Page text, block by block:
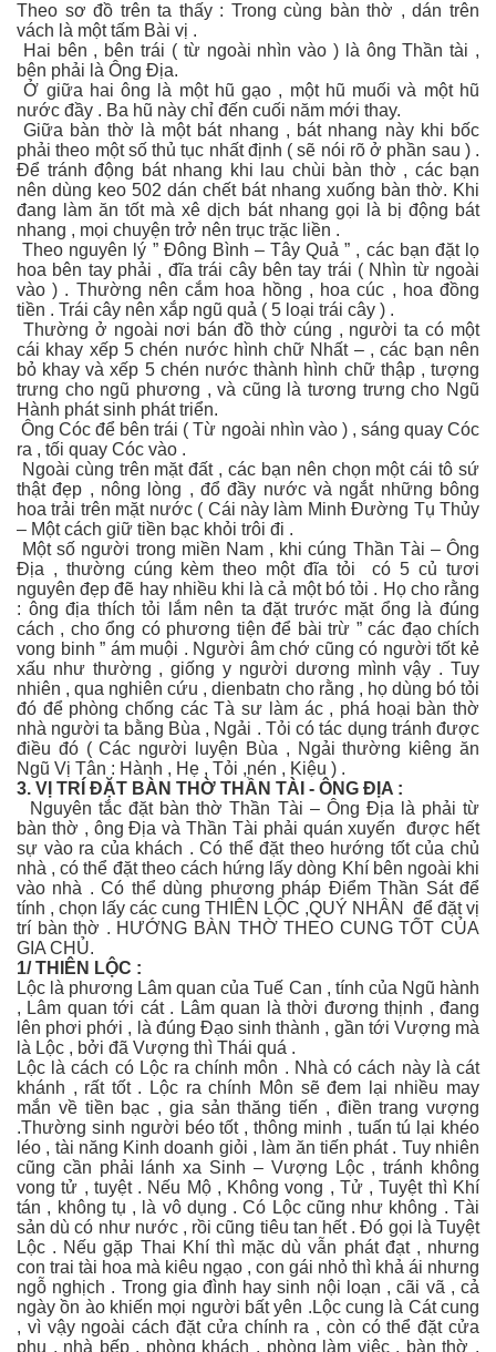
Theo sơ đồ trên ta thấy : Trong cùng bàn thờ , dán trên
vách là một tấm Bài vị .
Hai bên , bên trái ( từ ngoài nhìn vào ) là ông Thần tài ,
bên phải là Ông Địa.
Ở giữa hai ông là một hũ gạo , một hũ muối và một hũ
nước đầy . Ba hũ này chỉ đến cuối năm mới thay.
Giữa bàn thờ là một bát nhang , bát nhang này khi bốc
phải theo một số thủ tục nhất định ( sẽ nói rõ ở phần sau ) .
Để tránh động bát nhang khi lau chùi bàn thờ , các bạn
nên dùng keo 502 dán chết bát nhang xuống bàn thờ. Khi
đang làm ăn tốt mà xê dịch bát nhang gọi là bị động bát
nhang , mọi chuyện trở nên trục trặc liền .
Theo nguyên lý ” Đông Bình – Tây Quả ” , các bạn đặt lọ
hoa bên tay phải , đĩa trái cây bên tay trái ( Nhìn từ ngoài
vào ) . Thường nên cắm hoa hồng , hoa cúc , hoa đồng
tiền . Trái cây nên xắp ngũ quả ( 5 loại trái cây ) .
Thường ở ngoài nơi bán đồ thờ cúng , người ta có một
cái khay xếp 5 chén nước hình chữ Nhất – , các bạn nên
bỏ khay và xếp 5 chén nước thành hình chữ thập , tượng
trưng cho ngũ phương , và cũng là tương trưng cho Ngũ
Hành phát sinh phát triển.
Ông Cóc để bên trái ( Từ ngoài nhìn vào ) , sáng quay Cóc
ra , tối quay Cóc vào .
Ngoài cùng trên mặt đất , các bạn nên chọn một cái tô sứ
thật đẹp , nông lòng , đổ đầy nước và ngắt những bông
hoa trải trên mặt nước ( Cái này làm Minh Đường Tụ Thủy
– Một cách giữ tiền bạc khỏi trôi đi .
Một số người trong miền Nam , khi cúng Thần Tài – Ông
Địa , thường cúng kèm theo một đĩa tỏi có 5 củ tươi
nguyên đẹp đẽ hay nhiều khi là cả một bó tỏi . Họ cho rằng
: ông địa thích tỏi lắm nên ta đặt trước mặt ổng là đúng
cách , cho ổng có phương tiện để bài trừ ” các đạo chích
vong binh ” ám muội . Người âm chớ cũng có người tốt kẻ
xấu như thường , giống y người dương mình vậy . Tuy
nhiên , qua nghiên cứu , dienbatn cho rằng , họ dùng bó tỏi
đó để phòng chống các Tà sư làm ác , phá hoại bàn thờ
nhà người ta bằng Bùa , Ngải . Tỏi có tác dụng tránh được
điều đó ( Các người luyện Bùa , Ngải thường kiêng ăn
Ngũ Vị Tân : Hành , Hẹ , Tỏi ,nén , Kiệu ) .
3. VỊ TRÍ ĐẶT BÀN THỜ THẦN TÀI - ÔNG ĐỊA :
Nguyên tắc đặt bàn thờ Thần Tài – Ông Địa là phải từ
bàn thờ , ông Địa và Thần Tài phải quán xuyến được hết
sự vào ra của khách . Có thể đặt theo hướng tốt của chủ
nhà , có thể đặt theo cách hứng lấy dòng Khí bên ngoài khi
vào nhà . Có thể dùng phương pháp Điểm Thần Sát để
tính , chọn lấy các cung THIÊN LỘC ,QUÝ NHÂN để đặt vị
trí bàn thờ . HƯỚNG BÀN THỜ THEO CUNG TỐT CỦA
GIA CHỦ.
1/ THIÊN LỘC :
Lộc là phương Lâm quan của Tuế Can , tính của Ngũ hành
, Lâm quan tới cát . Lâm quan là thời đương thịnh , đang
lên phơi phới , là đúng Đạo sinh thành , gần tới Vượng mà
là Lộc , bởi đã Vượng thì Thái quá .
Lộc là cách có Lộc ra chính môn . Nhà có cách này là cát
khánh , rất tốt . Lộc ra chính Môn sẽ đem lại nhiều may
mắn về tiền bạc , gia sản thăng tiến , điền trang vượng
.Thường sinh người béo tốt , thông minh , tuấn tú lại khéo
léo , tài năng Kinh doanh giỏi , làm ăn tiến phát . Tuy nhiên
cũng cần phải lánh xa Sinh – Vượng Lộc , tránh không
vong tử , tuyệt . Nếu Mộ , Không vong , Tử , Tuyệt thì Khí
tán , không tụ , là vô dụng . Có Lộc cũng như không . Tài
sản dù có như nước , rồi cũng tiêu tan hết . Đó gọi là Tuyệt
Lộc . Nếu gặp Thai Khí thì mặc dù vẫn phát đạt , nhưng
con trai tài hoa mà kiêu ngạo , con gái nhỏ thì khả ái nhưng
ngỗ nghịch . Trong gia đình hay sinh nội loạn , cãi vã , cả
ngày ồn ào khiến mọi người bất yên .Lộc cung là Cát cung
, vì vậy ngoài cách đặt cửa chính ra , còn có thể đặt cửa
phụ , nhà bếp , phòng khách , phòng làm việc , bàn thờ ,